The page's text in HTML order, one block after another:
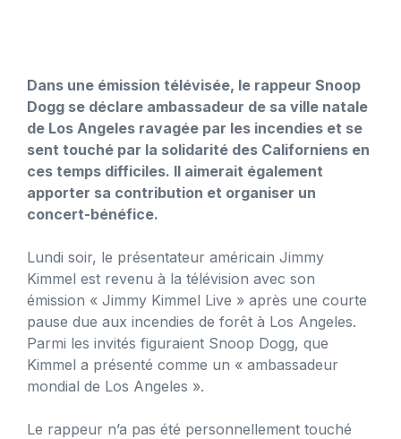
Dans une émission télévisée, le rappeur Snoop
Dogg se déclare ambassadeur de sa ville natale
de Los Angeles ravagée par les incendies et se
sent touché par la solidarité des Californiens en
ces temps difficiles. Il aimerait également
apporter sa contribution et organiser un
concert-bénéfice.
Lundi soir, le présentateur américain Jimmy
Kimmel est revenu à la télévision avec son
émission « Jimmy Kimmel Live » après une courte
pause due aux incendies de forêt à Los Angeles.
Parmi les invités figuraient Snoop Dogg, que
Kimmel a présenté comme un « ambassadeur
mondial de Los Angeles ».
Le rappeur n’a pas été personnellement touché